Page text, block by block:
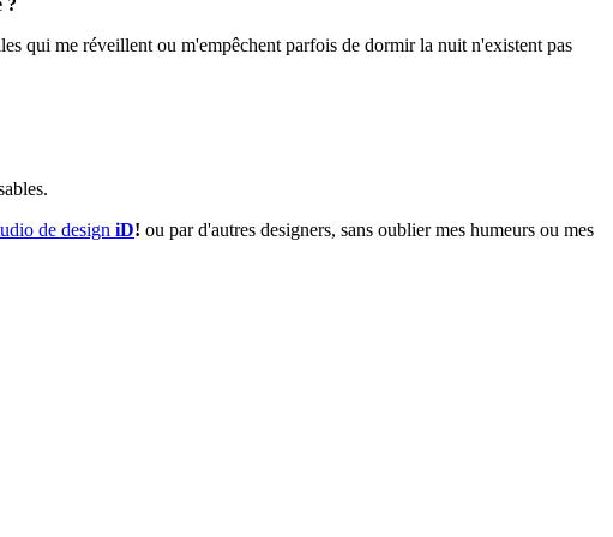
qui me réveillent ou m'empêchent parfois de dormir la nuit n'existent pas
de design iD! ou par d'autres designers, sans oublier mes humeurs ou mes